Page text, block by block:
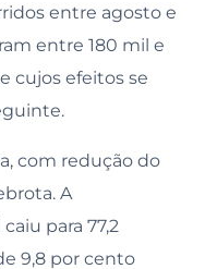
entre agosto e
entre 180 mil e
cujos efeitos se
com redução do
A
para 77,2
9,8 por cento